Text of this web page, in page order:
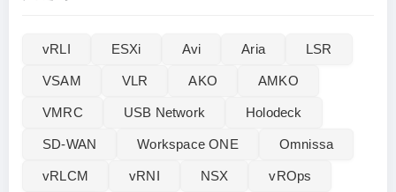
vRLI‌ ESXi Avi Aria LSR
VSAM VLR AKO AMKO
VMRC USB Network Holodeck
SD-WAN Workspace ONE Omnissa
vRLCM vRNI NSX vROps